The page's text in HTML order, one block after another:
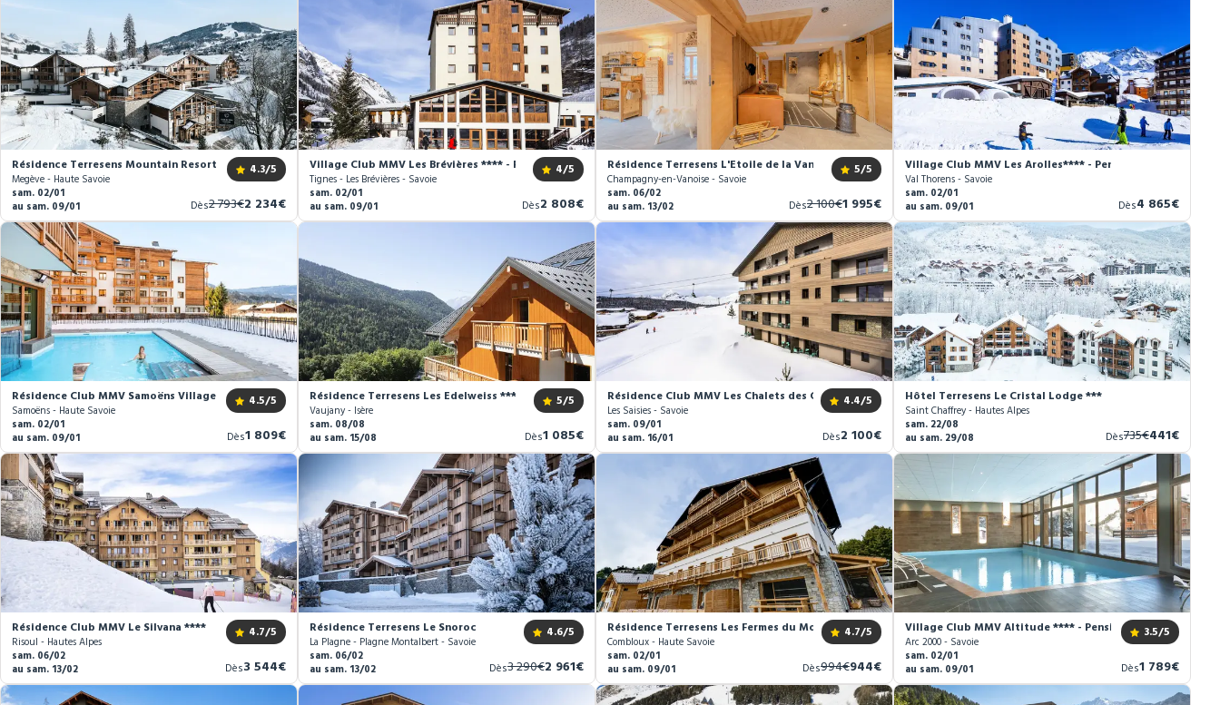
Résidence Terresens Mountain Resort L'Eclat des Veriaz
Megève - Haute Savoie
4.3/5
sam. 02/01
au sam. 09/01
DèsAncien
prix
2 793€Nouveau
prix
2 234€
Village Club MMV Les Brévières **** - Pension complète
Tignes - Les Brévières - Savoie
4/5
sam. 02/01
au sam. 09/01
DèsNouveau
prix
2 808€
Résidence Terresens L'Etoile de la Vanoise
Champagny-en-Vanoise - Savoie
5/5
sam. 06/02
au sam. 13/02
DèsAncien
prix
2 100€Nouveau
prix
1 995€
Village Club MMV Les Arolles**** - Pension complète
Val Thorens - Savoie
sam. 02/01
au sam. 09/01
DèsNouveau
prix
4 865€
Résidence Club MMV Samoëns Village ****
Samoëns - Haute Savoie
4.5/5
sam. 02/01
au sam. 09/01
DèsNouveau
prix
1 809€
Résidence Terresens Les Edelweiss ***
Vaujany - Isère
5/5
sam. 08/08
au sam. 15/08
DèsNouveau
prix
1 085€
Résidence Club MMV Les Chalets des Cimes ****
Les Saisies - Savoie
4.4/5
sam. 09/01
au sam. 16/01
DèsNouveau
prix
2 100€
Hôtel Terresens Le Cristal Lodge ***
Saint Chaffrey - Hautes Alpes
sam. 22/08
au sam. 29/08
DèsAncien
prix
735€Nouveau
prix
441€
Résidence Club MMV Le Silvana ****
Risoul - Hautes Alpes
4.7/5
sam. 06/02
au sam. 13/02
DèsNouveau
prix
3 544€
Résidence Terresens Le Snoroc
La Plagne - Plagne Montalbert - Savoie
4.6/5
sam. 06/02
au sam. 13/02
DèsAncien
prix
3 290€Nouveau
prix
2 961€
Résidence Terresens Les Fermes du Mont-Blanc ****
Combloux - Haute Savoie
4.7/5
sam. 02/01
au sam. 09/01
DèsAncien
prix
994€Nouveau
prix
944€
Village Club MMV Altitude **** - Pension complète
Arc 2000 - Savoie
3.5/5
sam. 02/01
au sam. 09/01
DèsNouveau
prix
1 789€